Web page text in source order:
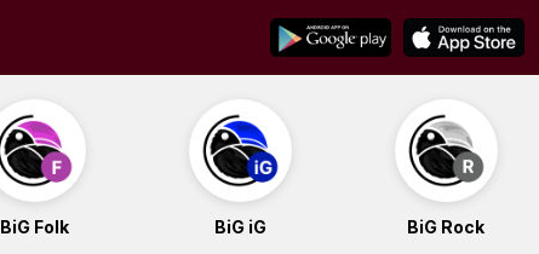
BiG Folk BiG iG BiG Rock